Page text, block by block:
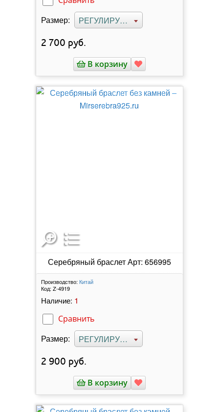
Размер: РЕГУЛИРУЕМЫЙ
2 700 руб.
В корзину
Серебряный браслет Арт: 656995
Производство: Китай
Код: Z-4919
Наличие: 1
Сравнить
Размер: РЕГУЛИРУЕМЫЙ
2 900 руб.
В корзину